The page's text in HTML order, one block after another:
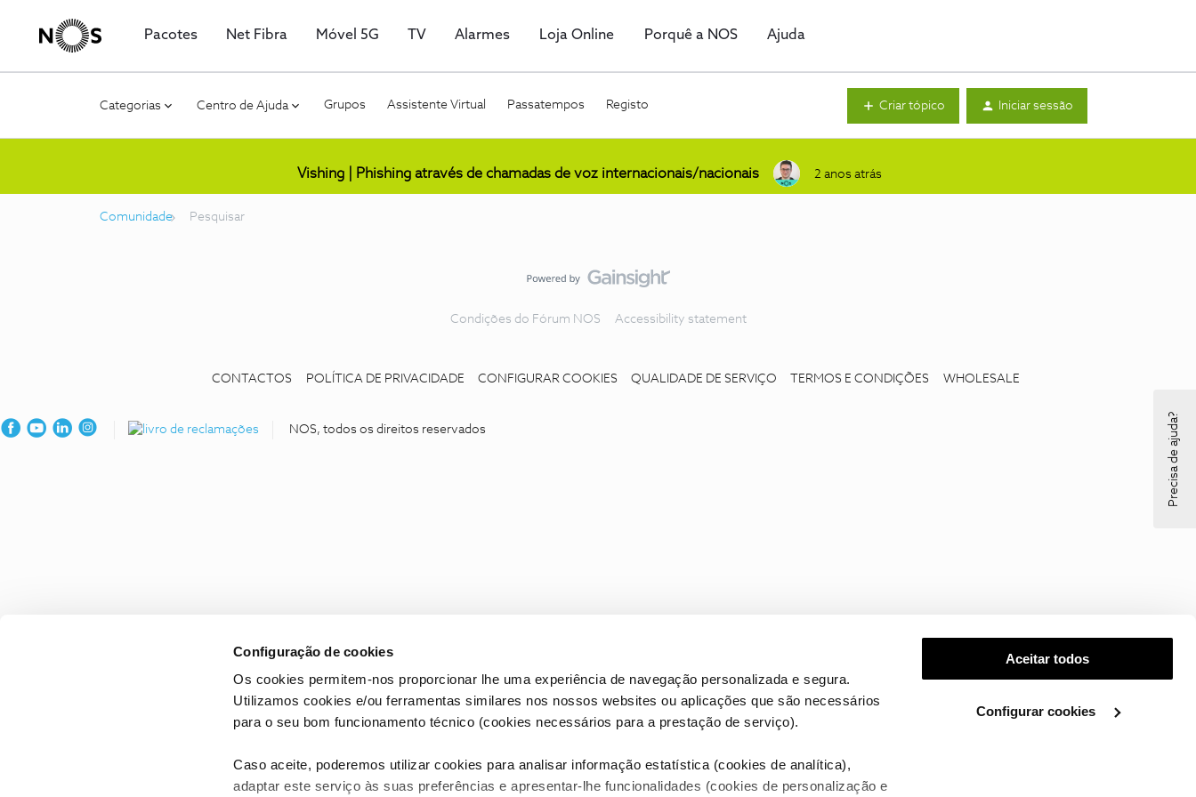
Configuração de cookies
Os cookies permitem-nos proporcionar lhe uma experiência de navegação personalizada e segura.
Utilizamos cookies e/ou ferramentas similares nos nossos websites ou aplicações que são necessários
para o seu bom funcionamento técnico (cookies necessários para a prestação de serviço).
Caso aceite, poderemos utilizar cookies para analisar informação estatística (cookies de analítica),
adaptar este serviço às suas preferências e apresentar-lhe funcionalidades (cookies de personalização e
Aceitar todos
Configurar cookies
Pacotes Net Fibra Móvel 5G TV Alarmes Loja Online Porquê a NOS Ajuda
Categorias Centro de Ajuda Grupos Assistente Virtual Passatempos Registo Criar tópico Iniciar sessão
Vishing | Phishing através de chamadas de voz internacionais/nacionais 2 anos atrás
Comunidade Pesquisar
Condições do Fórum NOS Accessibility statement
CONTACTOS POLÍTICA DE PRIVACIDADE CONFIGURAR COOKIES QUALIDADE DE SERVIÇO TERMOS E CONDIÇÕES WHOLESALE
NOS, todos os direitos reservados Precisa de ajuda?